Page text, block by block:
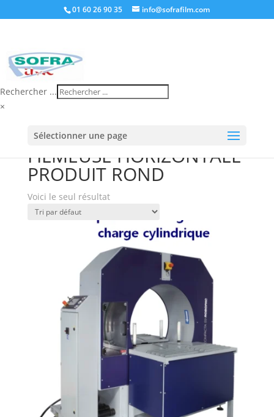
01 60 26 90 35 info@sofrafilm.com
Rechercher ...
×
Sélectionner une page
HORIZONTALE PRODUIT ROND”
FILMEUSE HORIZONTALE
PRODUIT ROND
Voici le seul résultat